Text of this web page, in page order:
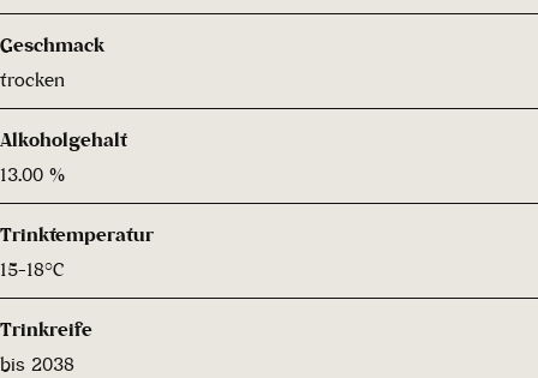
Geschmack
trocken
Alkoholgehalt
13.00 %
Trinktemperatur
15-18°C
Trinkreife
bis 2038